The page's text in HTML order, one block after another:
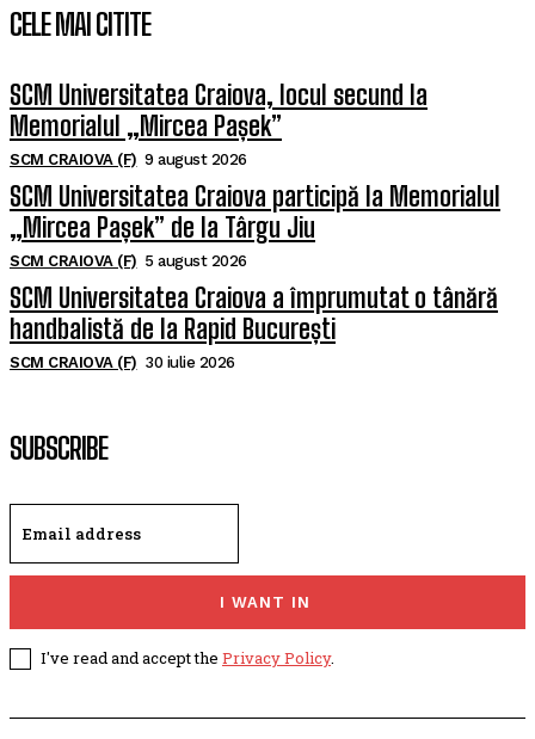
CELE MAI CITITE
SCM Universitatea Craiova, locul secund la
Memorialul „Mircea Pașek”
SCM CRAIOVA (F) 9 august 2026
SCM Universitatea Craiova participă la Memorialul
„Mircea Pașek” de la Târgu Jiu
SCM CRAIOVA (F) 5 august 2026
SCM Universitatea Craiova a împrumutat o tânără
handbalistă de la Rapid București
SCM CRAIOVA (F) 30 iulie 2026
SUBSCRIBE
I WANT IN
I've read and accept the Privacy Policy.